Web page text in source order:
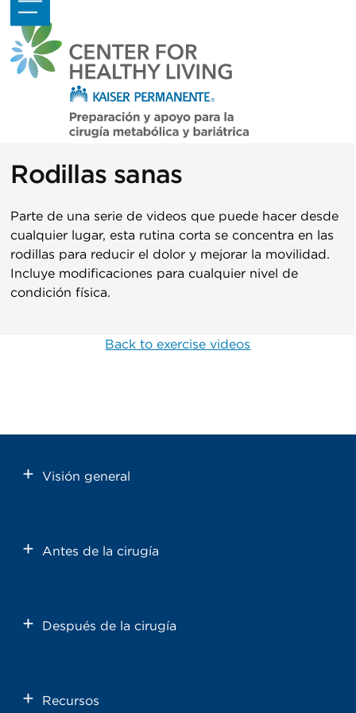
Skip
to
content
Open
mobile
menu
Close
mobile
menu
Rodillas sanas
Parte de una serie de videos que puede hacer desde
cualquier lugar, esta rutina corta se concentra en las
rodillas para reducir el dolor y mejorar la movilidad.
Incluye modificaciones para cualquier nivel de
condición física.
Back to exercise videos
Visión general
Antes de la cirugía
Después de la cirugía
Recursos